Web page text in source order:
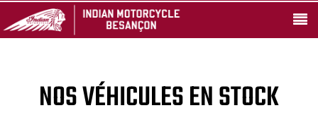
NOS VÉHICULES EN STOCK